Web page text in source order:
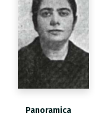
Panoramica